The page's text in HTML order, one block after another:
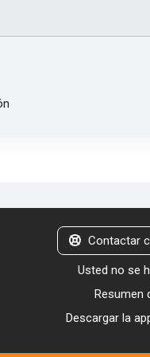
Contactar
Usted no se
Resumen
Descargar la